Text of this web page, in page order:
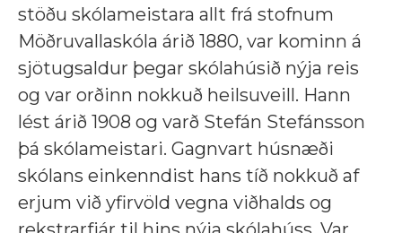
stöðu skólameistara allt frá stofnum
Möðruvallaskóla árið 1880, var kominn á
sjötugsaldur þegar skólahúsið nýja reis
og var orðinn nokkuð heilsuveill. Hann
lést árið 1908 og varð Stefán Stefánsson
þá skólameistari. Gagnvart húsnæði
skólans einkenndist hans tíð nokkuð af
erjum við yfirvöld vegna viðhalds og